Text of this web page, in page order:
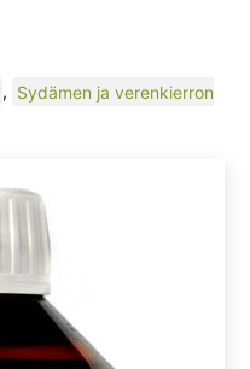
, Sydämen ja verenkierron